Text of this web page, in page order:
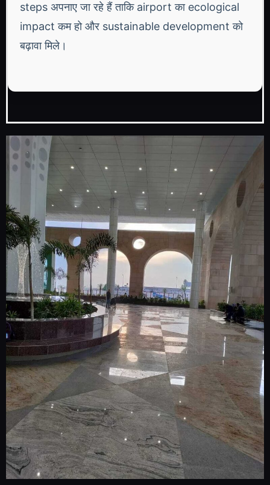
steps अपनाए जा रहे हैं ताकि airport का ecological
impact कम हो और sustainable development को
बढ़ावा मिले।